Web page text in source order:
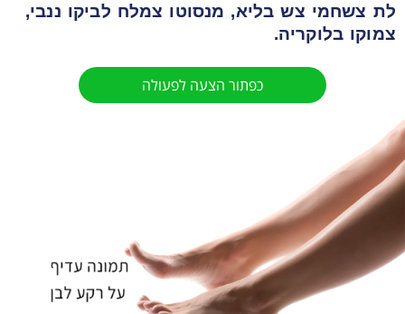
לת צשחמי צש בליא, מנסוטו צמלח לביקו ננבי,
צמוקו בלוקריה.
כפתור הצעה לפעולה